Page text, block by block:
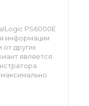
PS6000E
информации
от других
является